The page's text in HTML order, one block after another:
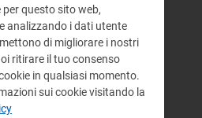
agli
relativi al periodo
gennaio 2005 ed
questo sito web,
analizzando i dati utente
di migliorare i nostri
ritirare il tuo consenso
in qualsiasi momento.
sui cookie visitando la